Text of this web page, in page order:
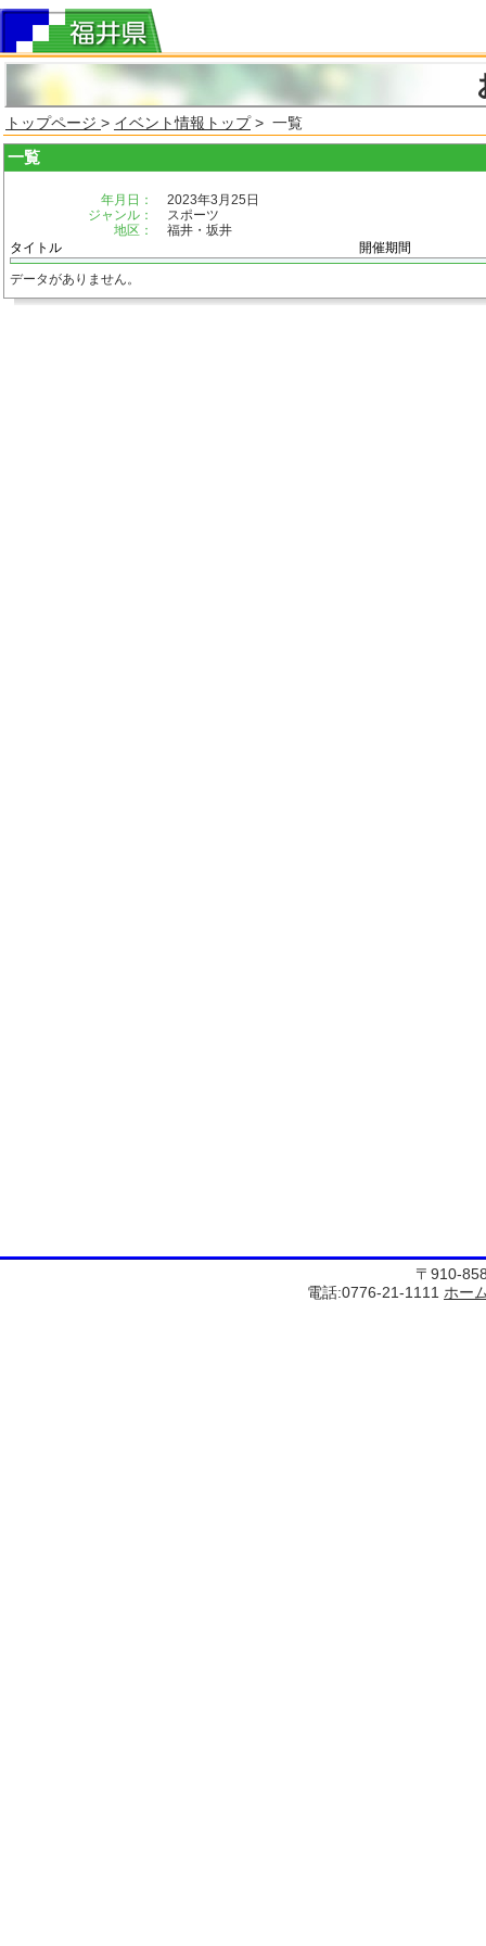
トップページ > イベント情報トップ> 一覧
一覧
年月日：
2023年3月25日
ジャンル：
スポーツ
地区：
福井・坂井
タイトル
開催期間
データがありません。
〒910-
電話:0776-21-1111 ホー